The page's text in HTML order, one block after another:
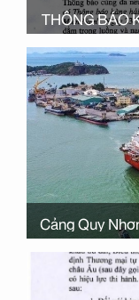
THÔNG BÁO
VỤ HÀNG
QUYẾT 1 SỐ
HẢI
Cảng Quy